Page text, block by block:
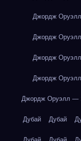
Джордж
Джордж
Джордж
Джордж
Джордж Оруэлл —
Дубай Дубай